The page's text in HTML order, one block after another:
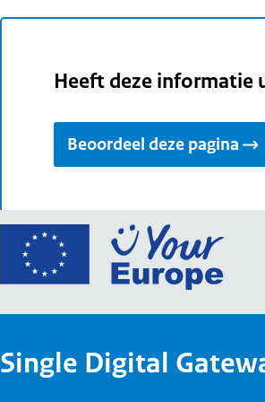
Heeft deze informatie
Beoordeel deze pagina
Ga
Your
Single Digital